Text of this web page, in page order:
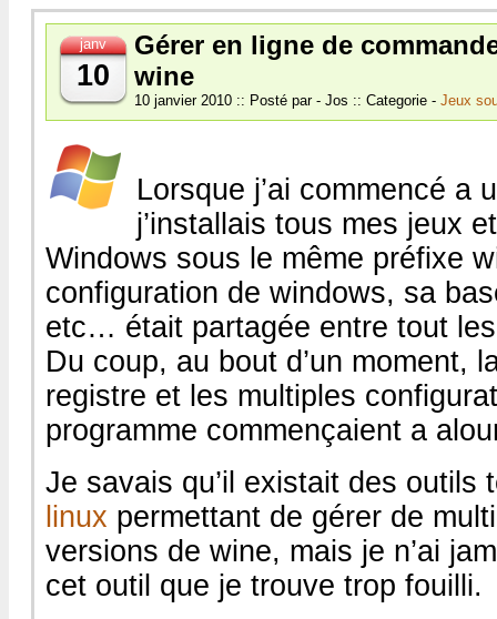
janv
10
Gérer en ligne de
wine
10 janvier 2010 :: Posté par - Jos :: Categorie - Jeux
Lorsque j’ai commencé a
j’installais tous mes jeux
Windows sous le même préfixe
configuration de windows, sa
etc… était partagée entre tout
Du coup, au bout d’un moment,
registre et les multiples
programme commençaient a
Je savais qu’il existait des outils
linux permettant de gérer de
versions de wine, mais je n’ai
cet outil que je trouve trop fouilli.